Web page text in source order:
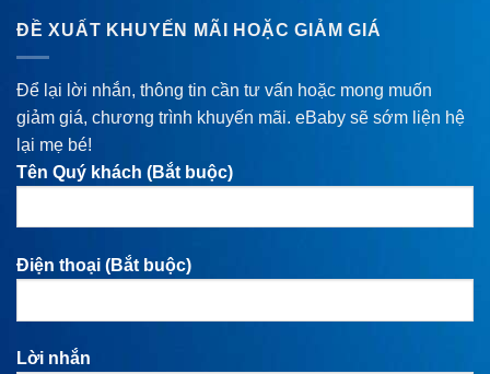
ĐỀ XUẤT KHUYẾN MÃI HOẶC GIẢM GIÁ
Để lại lời nhắn, thông tin cần tư vấn hoặc mong muốn
giảm giá, chương trình khuyến mãi. eBaby sẽ sớm liện hệ
lại mẹ bé!
Tên Quý khách (Bắt buộc)
Điện thoại (Bắt buộc)
Lời nhắn